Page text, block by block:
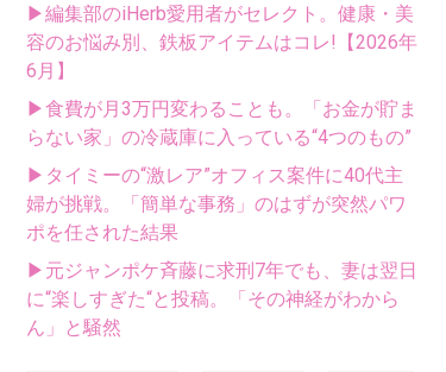
▶編集部のiHerb愛用者がセレクト。健康・美
容のお悩み別、鉄板アイテムはコレ!【2026年
6月】
▶食費が月3万円変わることも。「お金が貯ま
らない家」の冷蔵庫に入っている“4つのもの”
▶タイミーの“激レア”オフィス案件に40代主
婦が挑戦。「簡単な事務」のはずが突然パワ
ポを任された結果
▶元ジャンポケ斉藤に求刑7年でも、妻は翌日
に“楽しすぎた“と投稿。「その神経がわから
ん」と騒然